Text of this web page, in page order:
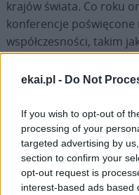
ekai.pl - Do Not
If you wish to opt-out of
processing of your
targeted advertising by
section to confirm your
opt-out request is
interest-based ads based
krajów świata. Co roku
konferencje poświęcone
współczesności, takim
sprawiedliwość
środowiska czy pokój
Drogi Czytelniku,
cieszymy się, że